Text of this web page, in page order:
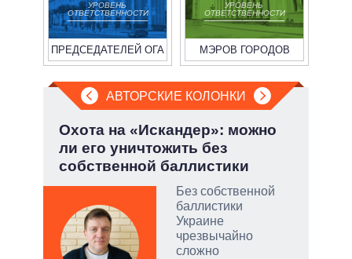
УРОВЕНЬ
ОТВЕТСТВЕННОСТИ
ПРЕДСЕДАТЕЛЕЙ ОГА
УРОВЕНЬ
ОТВЕТСТВЕННОСТИ
МЭРОВ ГОРОДОВ
АВТОРСКИЕ КОЛОНКИ
Охота на «Искандер»: можно
ли его уничтожить без
собственной баллистики
Без собственной
баллистики
Украине
чрезвычайно
сложно